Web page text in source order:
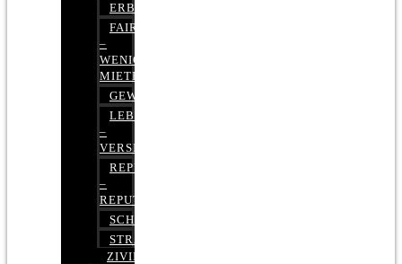
ERBRECHT
FAIRMIETEN
–
WENIGER
MIETE
GEWERBERECHT
LEBENSVERSICHERUNG
–
VERSICHERUNGSRECHT
REPUTATIONSRECHT
–
REPUTATIONSMANAGEMENT
SCHUFARECHT
STRAFRECHT
ZIVILRECHT